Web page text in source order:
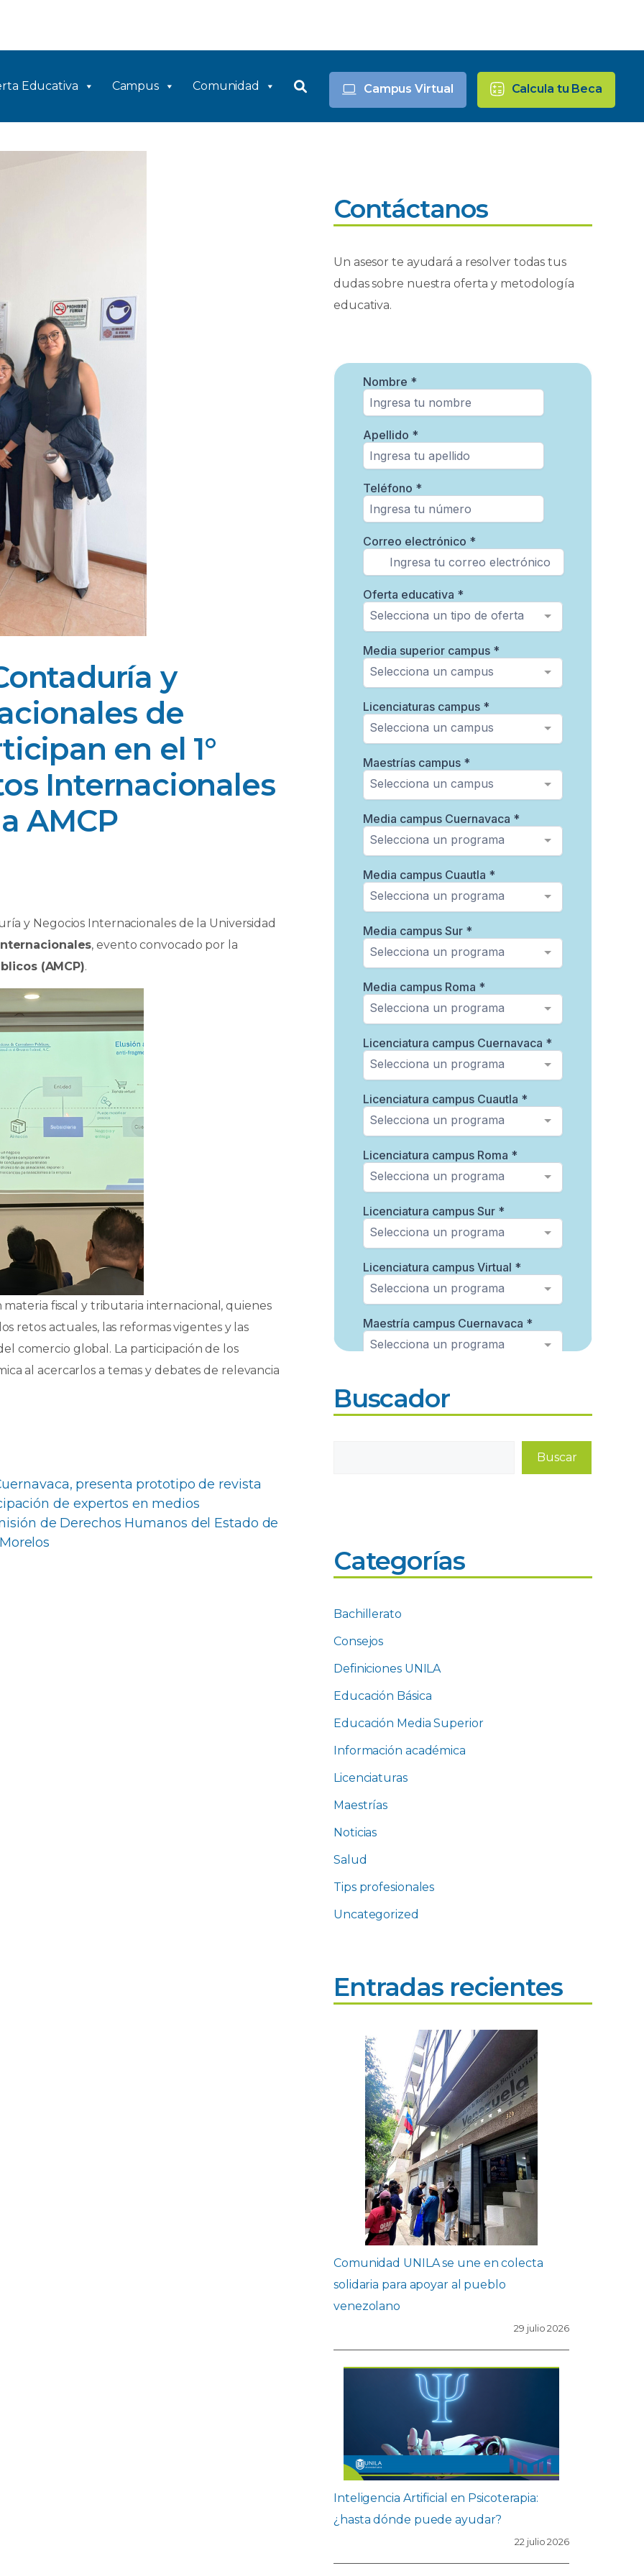
Educativa Campus Comunidad Campus Virtual Calcula tu Beca
y
de
en el 1°
Internacionales
AMCP
y Negocios Internacionales de la Universidad
, evento convocado por la
(AMCP).
materia fiscal y tributaria internacional, quienes
retos actuales, las reformas vigentes y las
comercio global. La participación de los
al acercarlos a temas y debates de relevancia
presenta prototipo de revista
de expertos en medios
de Derechos Humanos del Estado de
Morelos
Contáctanos
Un asesor te ayudará a resolver todas tus
dudas sobre nuestra oferta y metodología
educativa.
Buscador
Buscar
Categorías
Bachillerato
Consejos
Definiciones UNILA
Educación Básica
Educación Media Superior
Información académica
Licenciaturas
Maestrías
Noticias
Salud
Tips profesionales
Uncategorized
Entradas recientes
Comunidad UNILA se une en colecta
solidaria para apoyar al pueblo
venezolano
29 julio 2026
Inteligencia Artificial en Psicoterapia:
¿hasta dónde puede ayudar?
22 julio 2026